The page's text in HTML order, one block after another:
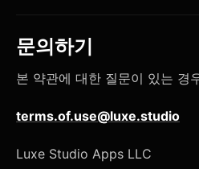
문의하기
본 약관에 대한 질문이 있는 경
terms.of.use@luxe.studio
Luxe Studio Apps LLC